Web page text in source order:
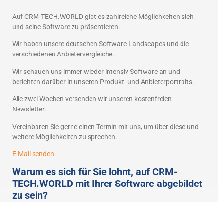
Auf CRM-TECH.WORLD gibt es zahlreiche Möglichkeiten sich
und seine Software zu präsentieren.
Wir haben unsere deutschen Software-Landscapes und die
verschiedenen Anbietervergleiche.
Wir schauen uns immer wieder intensiv Software an und
berichten darüber in unseren Produkt- und Anbieterportraits.
Alle zwei Wochen versenden wir unseren kostenfreien
Newsletter.
Vereinbaren Sie gerne einen Termin mit uns, um über diese und
weitere Möglichkeiten zu sprechen.
E-Mail senden
Warum es sich für Sie lohnt, auf CRM-
TECH.WORLD mit Ihrer Software abgebildet
zu sein?